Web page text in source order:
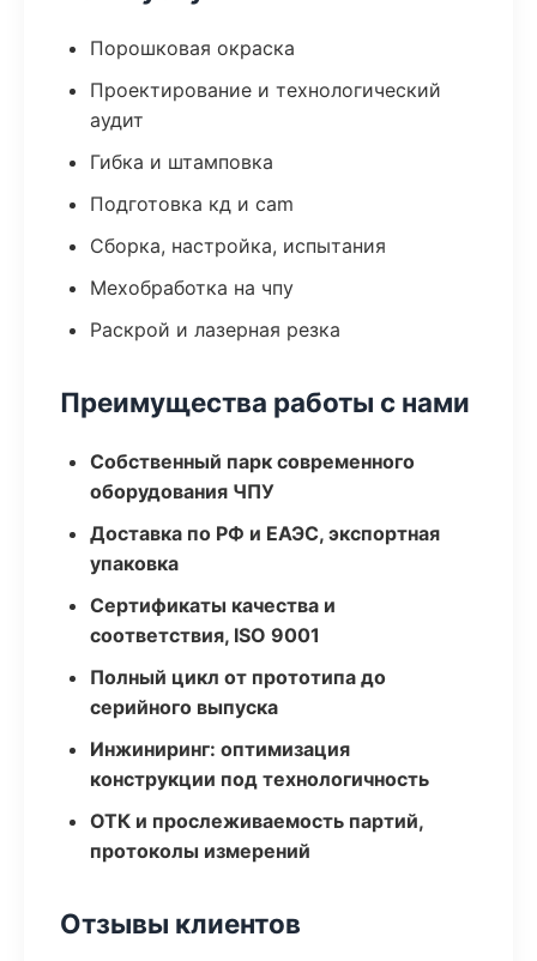
Порошковая окраска
Проектирование и технологический
аудит
Гибка и штамповка
Подготовка кд и cam
Сборка, настройка, испытания
Мехобработка на чпу
Раскрой и лазерная резка
Преимущества работы с нами
Собственный парк современного
оборудования ЧПУ
Доставка по РФ и ЕАЭС, экспортная
упаковка
Сертификаты качества и
соответствия, ISO 9001
Полный цикл от прототипа до
серийного выпуска
Инжиниринг: оптимизация
конструкции под технологичность
ОТК и прослеживаемость партий,
протоколы измерений
Отзывы клиентов